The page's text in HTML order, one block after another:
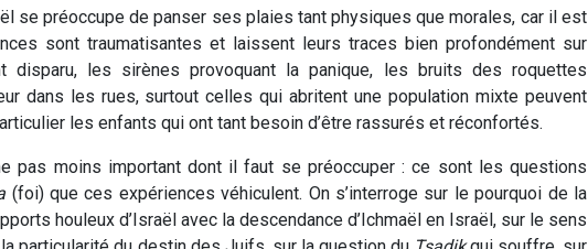
se préoccupe de panser ses plaies tant physiques que morales, car il est
sont traumatisantes et laissent leurs traces bien profondément sur
disparu, les sirènes provoquant la panique, les bruits des roquettes
dans les rues, surtout celles qui abritent une population mixte peuvent
les enfants qui ont tant besoin d’être rassurés et réconfortés.
pas moins important dont il faut se préoccuper : ce sont les questions
(foi) que ces expériences véhiculent. On s’interroge sur le pourquoi de la
houleux d’Israël avec la descendance d’Ichmaël en Israël, sur le sens